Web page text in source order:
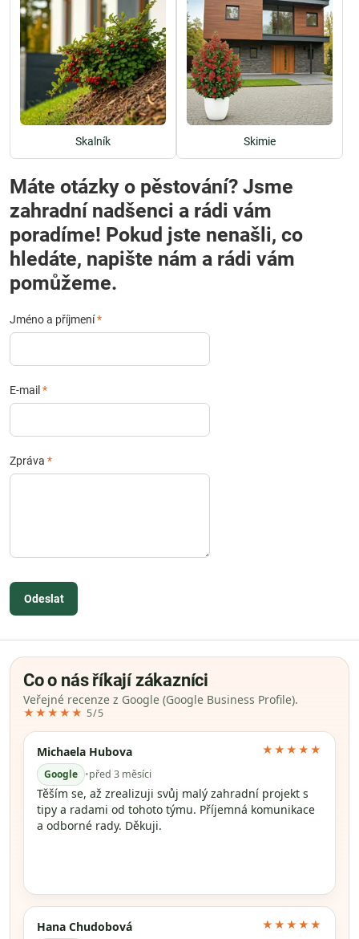
Skalník Skimie
Máte otázky o pěstování? Jsme
zahradní nadšenci a rádi vám
poradíme! Pokud jste nenašli, co
hledáte, napište nám a rádi vám
pomůžeme.
Jméno a příjmení*
E-mail *
Zpráva *
Odeslat
Co o nás říkají zákazníci
Veřejné recenze z Google (Google Business Profile).
★★★★★ 5/5
Michaela Hubova
Google •před 3 měsíci
★★★★★
Těším se, až zrealizuji svůj malý zahradní projekt s
tipy a radami od tohoto týmu. Příjemná komunikace
a odborné rady. Děkuji.
Hana Chudobová ★★★★★